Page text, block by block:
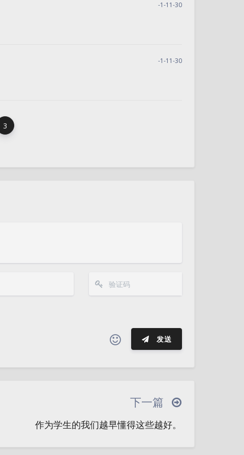
浅阴影 深阴影
-1-11-30
-1-11-30
3
发送
ヾ(≧∇≦*)ゝ
(☆ω☆)
(´இ皿இ｀) ⌇●﹏●⌇
(ฅ´ω`ฅ)
下一篇
作为学生的我们越早懂得这些越好。